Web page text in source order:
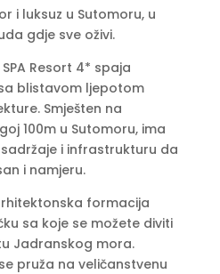
i luksuz u Sutomoru, u
gdje sve oživi.
Resort 4* spaja
blistavom ljepotom
Smješten na
100m u Sutomoru, ima
i infrastrukturu da
i namjeru.
formacija
sa koje se možete diviti
Jadranskog mora.
pruža na veličanstvenu